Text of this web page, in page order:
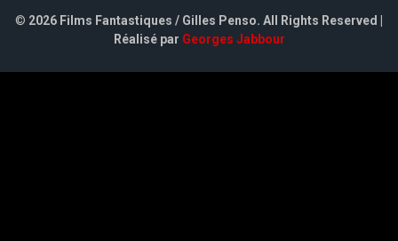
© 2026 Films Fantastiques / Gilles Penso. All Rights Reserved |
Réalisé par Georges Jabbour